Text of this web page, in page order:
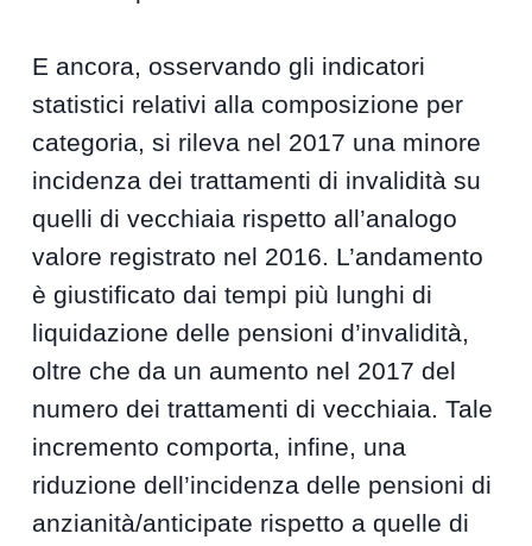
E ancora, osservando gli indicatori
statistici relativi alla composizione per
categoria, si rileva nel 2017 una minore
incidenza dei trattamenti di invalidità su
quelli di vecchiaia rispetto all’analogo
valore registrato nel 2016. L’andamento
è giustificato dai tempi più lunghi di
liquidazione delle pensioni d’invalidità,
oltre che da un aumento nel 2017 del
numero dei trattamenti di vecchiaia. Tale
incremento comporta, infine, una
riduzione dell’incidenza delle pensioni di
anzianità/anticipate rispetto a quelle di